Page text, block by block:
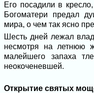
Его посадили в
Богоматери предал
мира, о чем так ясно
Шесть дней лежал
несмотря на летнюю
малейшего запаха
неокоченевшей.
Открытие святых